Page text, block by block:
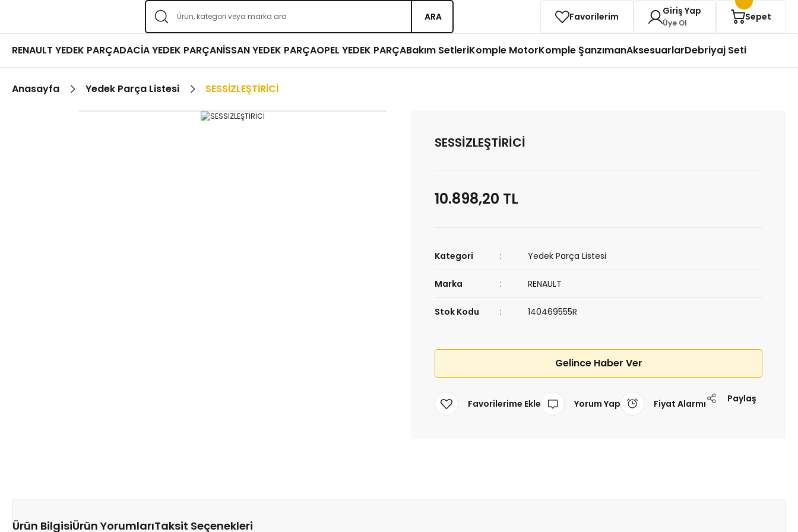
ARA Favorilerim Giriş Yap
Üye Ol
Sepet
RENAULT YEDEK PARÇADACİA YEDEK PARÇANİSSAN YEDEK PARÇAOPEL YEDEK PARÇABakım SetleriKomple MotorKomple ŞanzımanAksesuarlarDebriyaj Seti
Anasayfa Yedek Parça Listesi SESSİZLEŞTİRİCİ
SESSİZLEŞTİRİCİ
10.898,20 TL
Kategori Yedek Parça Listesi
Marka RENAULT
Stok Kodu 140469555R
Gelince Haber Ver
Yorum Yap Fiyat Alarmı Paylaş
Ürün BilgisiÜrün YorumlarıTaksit Seçenekleri